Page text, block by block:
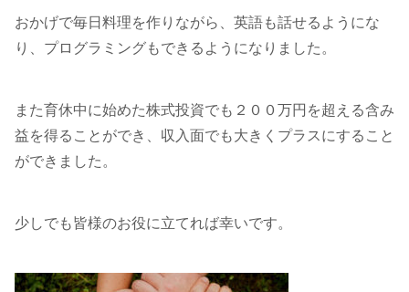
おかげで毎日料理を作りながら、英語も話せるようにな
り、プログラミングもできるようになりました。
また育休中に始めた株式投資でも２００万円を超える含み
益を得ることができ、収入面でも大きくプラスにすること
ができました。
少しでも皆様のお役に立てれば幸いです。